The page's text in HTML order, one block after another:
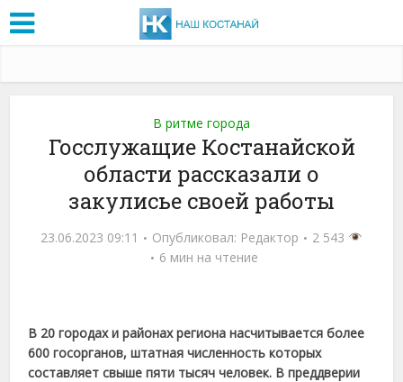
В ритме города
Госслужащие Костанайской
области рассказали о
закулисье своей работы
23.06.2023 09:11 Опубликовал: Редактор
2 543
6 мин на чтение
В 20 городах и районах региона насчитывается более
600 госорганов, штатная численность которых
составляет свыше пяти тысяч человек. В преддверии